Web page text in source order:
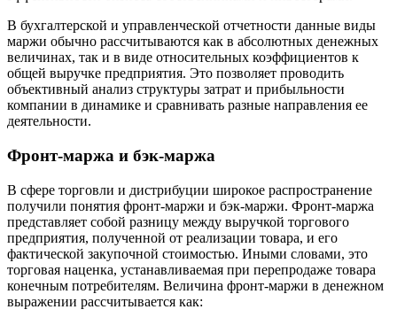
В бухгалтерской и управленческой отчетности данные виды
маржи обычно рассчитываются как в абсолютных денежных
величинах, так и в виде относительных коэффициентов к
общей выручке предприятия. Это позволяет проводить
объективный анализ структуры затрат и прибыльности
компании в динамике и сравнивать разные направления ее
деятельности.
Фронт-маржа и бэк-маржа
В сфере торговли и дистрибуции широкое распространение
получили понятия фронт-маржи и бэк-маржи. Фронт-маржа
представляет собой разницу между выручкой торгового
предприятия, полученной от реализации товара, и его
фактической закупочной стоимостью. Иными словами, это
торговая наценка, устанавливаемая при перепродаже товара
конечным потребителям. Величина фронт-маржи в денежном
выражении рассчитывается как: